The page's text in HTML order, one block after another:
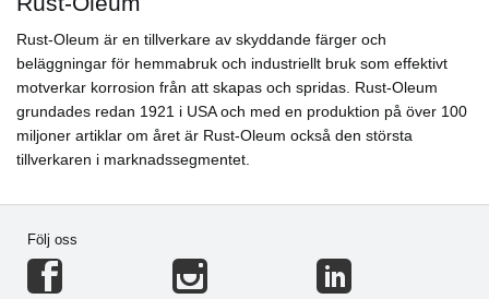
Rust-Oleum är en tillverkare av skyddande färger och
beläggningar för hemmabruk och industriellt bruk som effektivt
motverkar korrosion från att skapas och spridas. Rust-Oleum
grundades redan 1921 i USA och med en produktion på över 100
miljoner artiklar om året är Rust-Oleum också den största
tillverkaren i marknadssegmentet.
Följ oss